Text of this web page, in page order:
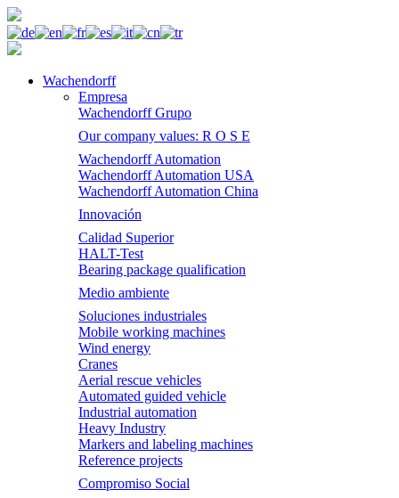
Wachendorff
Empresa
Wachendorff Grupo
Our company values: R O S E
Wachendorff Automation
Wachendorff Automation USA
Wachendorff Automation China
Innovación
Calidad Superior
HALT-Test
Bearing package qualification
Medio ambiente
Soluciones industriales
Mobile working machines
Wind energy
Cranes
Aerial rescue vehicles
Automated guided vehicle
Industrial automation
Heavy Industry
Markers and labeling machines
Reference projects
Compromiso Social